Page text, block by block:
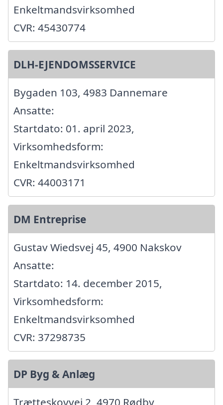
Enkeltmandsvirksomhed
CVR: 45430774
DLH-EJENDOMSSERVICE
Bygaden 103, 4983 Dannemare
Ansatte:
Startdato: 01. april 2023,
Virksomhedsform:
Enkeltmandsvirksomhed
CVR: 44003171
DM Entreprise
Gustav Wiedsvej 45, 4900 Nakskov
Ansatte:
Startdato: 14. december 2015,
Virksomhedsform:
Enkeltmandsvirksomhed
CVR: 37298735
DP Byg & Anlæg
Trætteskovvej 2, 4970 Rødby